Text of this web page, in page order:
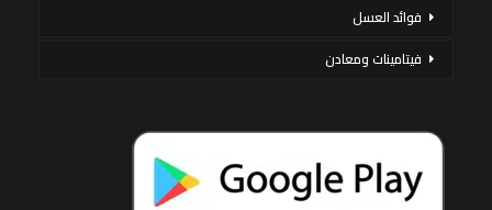
فوائد العسل
فيتامينات ومعادن